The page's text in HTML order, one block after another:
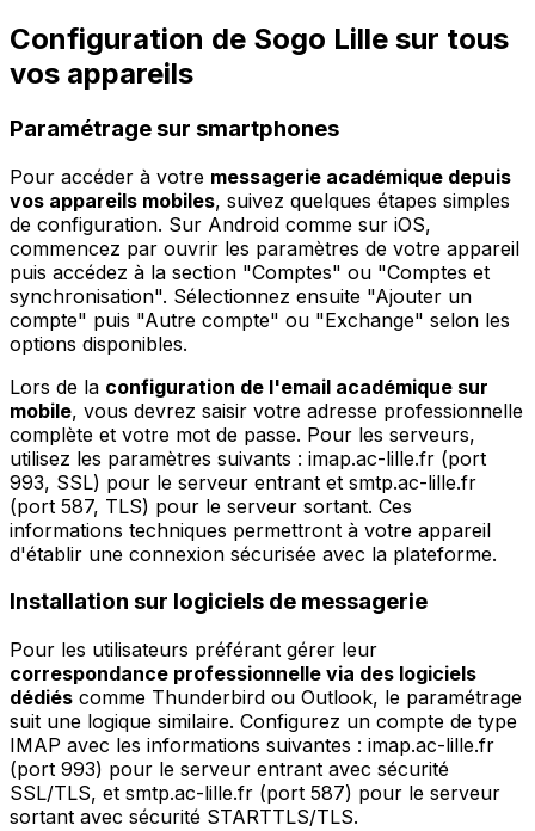
Configuration de Sogo Lille sur tous
vos appareils
Paramétrage sur smartphones
Pour accéder à votre messagerie académique depuis
vos appareils mobiles, suivez quelques étapes simples
de configuration. Sur Android comme sur iOS,
commencez par ouvrir les paramètres de votre appareil
puis accédez à la section "Comptes" ou "Comptes et
synchronisation". Sélectionnez ensuite "Ajouter un
compte" puis "Autre compte" ou "Exchange" selon les
options disponibles.
Lors de la configuration de l'email académique sur
mobile, vous devrez saisir votre adresse professionnelle
complète et votre mot de passe. Pour les serveurs,
utilisez les paramètres suivants : imap.ac-lille.fr (port
993, SSL) pour le serveur entrant et smtp.ac-lille.fr
(port 587, TLS) pour le serveur sortant. Ces
informations techniques permettront à votre appareil
d'établir une connexion sécurisée avec la plateforme.
Installation sur logiciels de messagerie
Pour les utilisateurs préférant gérer leur
correspondance professionnelle via des logiciels
dédiés comme Thunderbird ou Outlook, le paramétrage
suit une logique similaire. Configurez un compte de type
IMAP avec les informations suivantes : imap.ac-lille.fr
(port 993) pour le serveur entrant avec sécurité
SSL/TLS, et smtp.ac-lille.fr (port 587) pour le serveur
sortant avec sécurité STARTTLS/TLS.